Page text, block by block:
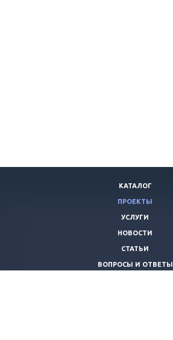
КАТАЛОГ
ПРОЕКТЫ
УСЛУГИ
НОВОСТИ
СТАТЬИ
ВОПРОСЫ И ОТВЕТЫ